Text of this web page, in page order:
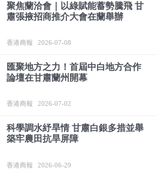
聚焦蘭洽會｜以綠賦能蓄勢騰飛 甘
肅張掖招商推介大會在蘭舉辦
香港商報 2026-07-08
匯聚地方之力！首屆中白地方合作
論壇在甘肅蘭州開幕
香港商報 2026-07-02
科學調水紓旱情 甘肅白銀多措並舉
築牢農田抗旱屏障
香港商報 2026-06-29